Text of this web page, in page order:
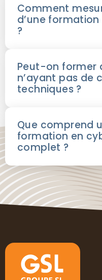
Comment
d’une
?
Peut-on former
n’ayant pas de
techniques ?
Que comprend
formation en
complet ?